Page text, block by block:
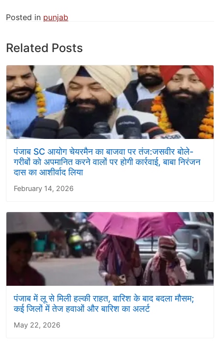
Posted in punjab
Related Posts
पंजाब SC आयोग चेयरमैन का बाजवा पर तंज:जसवीर बोले-
गरीबों को अपमानित करने वालों पर होगी कार्रवाई, बाबा निरंजन
दास का आशीर्वाद लिया
February 14, 2026
पंजाब में लू से मिली हल्की राहत, बारिश के बाद बदला मौसम;
कई जिलों में तेज हवाओं और बारिश का अलर्ट
May 22, 2026